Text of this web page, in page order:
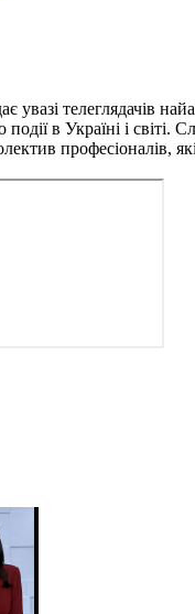
телеглядачів
в Україні і світі.
професіоналів,